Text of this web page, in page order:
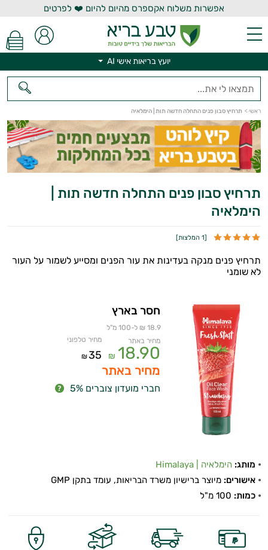
אפשרות משלוח אקספרס מהיום להיום ❤️ לפרטים
יועץ בריאות אישי AI
ראשי > תרחיץ סבון פנים התחלה חדשה תות | הימלאיה
תרחיץ סבון פנים התחלה חדשה תות |
הימלאיה
[1 המלצות ]
תרחיץ פנים מנקה בעדינות את עור הפנים ומסייע לשמור על העור
לא שומני
חסר בארץ
18.9 ₪ ל-100 מ"ל
מחיר באתר
18.90
₪
מחיר טלפוני
35
₪
מחיר באתר
חברי מועדון צוברים 5%
מותג: הימלאיה | Himalaya
אישורים: מיוצר ברישיון משרד הבריאות, עומד בתקן GMP
כמות:
יועץ בריאות אישי AI